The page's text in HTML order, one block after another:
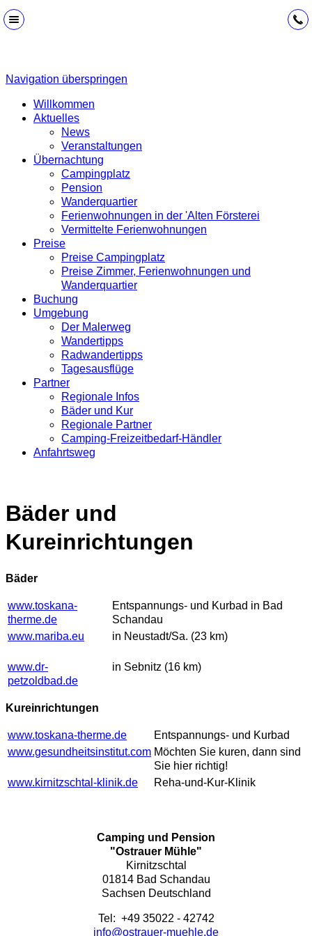
Navigation überspringen
Willkommen
Aktuelles
News
Veranstaltungen
Übernachtung
Campingplatz
Pension
Wanderquartier
Ferienwohnungen in der 'Alten Försterei
Vermittelte Ferienwohnungen
Preise
Preise Campingplatz
Preise Zimmer, Ferienwohnungen und
Wanderquartier
Buchung
Umgebung
Der Malerweg
Wandertipps
Radwandertipps
Tagesausflüge
Partner
Regionale Infos
Bäder und Kur
Regionale Partner
Camping-Freizeitbedarf-Händler
Anfahrtsweg
Bäder und
Kureinrichtungen
Bäder
www.toskana-
therme.de
Entspannungs- und Kurbad in Bad
Schandau
www.mariba.eu
in Neustadt/Sa. (23 km)
www.dr-
petzoldbad.de
in Sebnitz (16 km)
Kureinrichtungen
www.toskana-therme.de
Entspannungs- und Kurbad
www.gesundheitsinstitut.com Möchten Sie kuren, dann sind
Sie hier richtig!
www.kirnitzschtal-klinik.de
Reha-und-Kur-Klinik
Camping und Pension
"Ostrauer Mühle"
Kirnitzschtal
01814 Bad Schandau
Sachsen Deutschland
Tel: +49 35022 - 42742
info@ostrauer-muehle.de